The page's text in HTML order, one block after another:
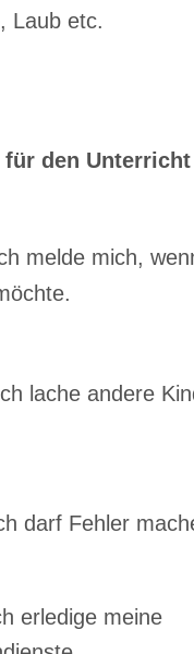
Laub etc.
für den Unterricht
melde mich,
lache andere
darf Fehler
erledige meine